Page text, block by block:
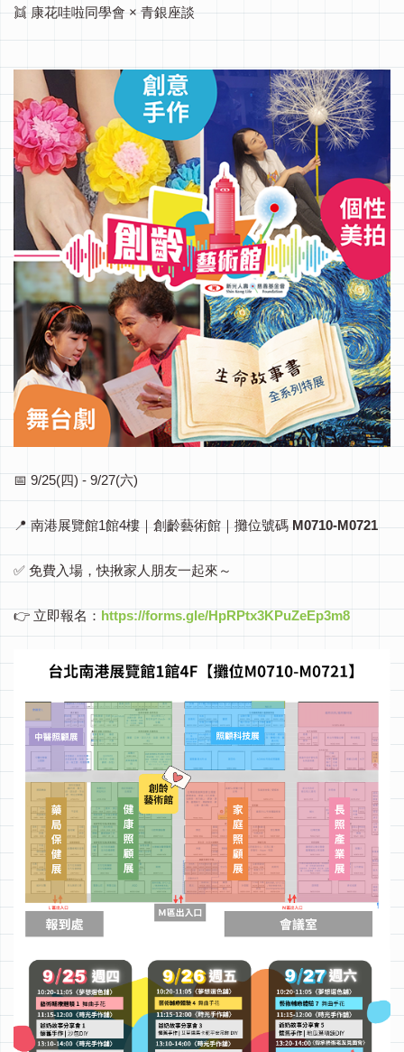
👯 康花哇啦同學會 × 青銀座談
📅 9/25(四) - 9/27(六)
📍 南港展覽館1館4樓｜創齡藝術館｜攤位號碼 M0710-M0721
✅ 免費入場，快揪家人朋友一起來～
👉 立即報名： https://forms.gle/HpRPtx3KPuZeEp3m8